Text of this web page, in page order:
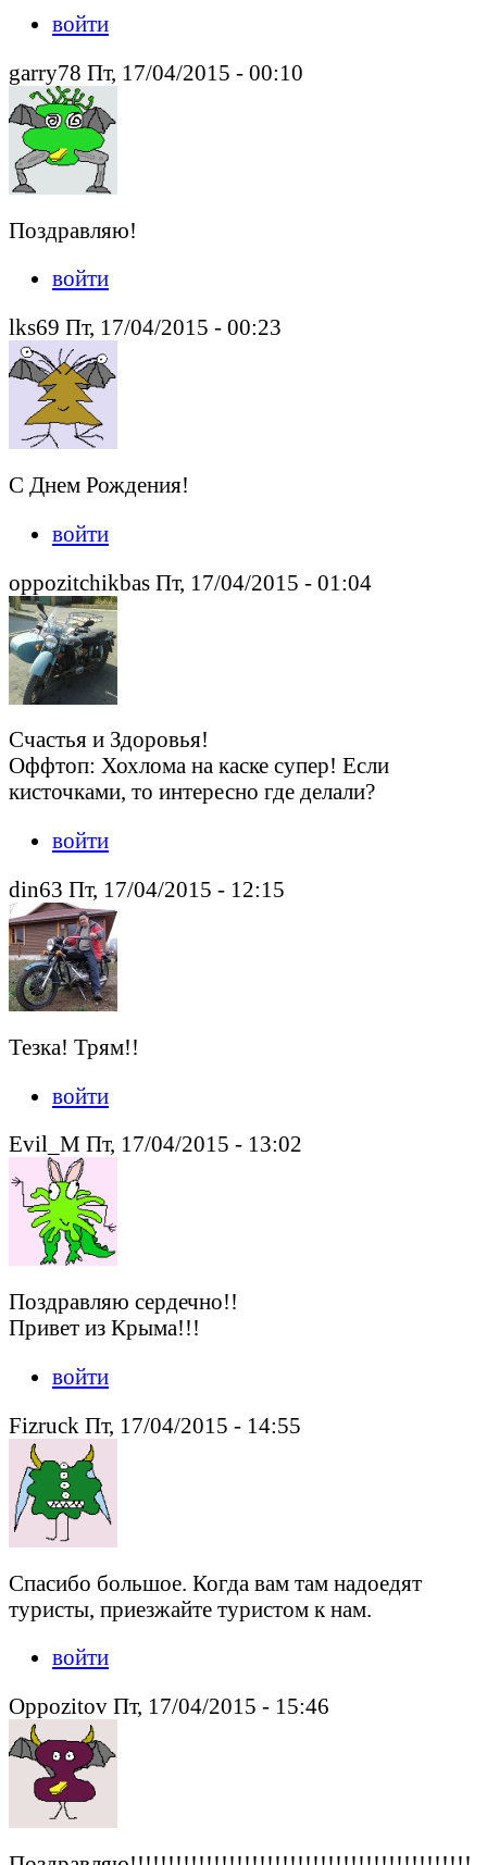
войти
garry78 Пт, 17/04/2015 - 00:10
Поздравляю!
войти
lks69 Пт, 17/04/2015 - 00:23
С Днем Рождения!
войти
oppozitchikbas Пт, 17/04/2015 - 01:04
Счастья и Здоровья!
Оффтоп: Хохлома на каске супер! Если
кисточками, то интересно где делали?
войти
din63 Пт, 17/04/2015 - 12:15
Тезка! Трям!!
войти
Evil_M Пт, 17/04/2015 - 13:02
Поздравляю сердечно!!
Привет из Крыма!!!
войти
Fizruck Пт, 17/04/2015 - 14:55
Спасибо большое. Когда вам там надоедят
туристы, приезжайте туристом к нам.
войти
Oppozitov Пт, 17/04/2015 - 15:46